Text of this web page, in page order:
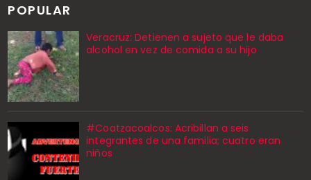
POPULAR
Veracruz: Detienen a sujeto que le daba
alcohol en vez de comida a su hijo
#Coatzacoalcos: Acribillan a seis
integrantes de una familia; cuatro eran
niños